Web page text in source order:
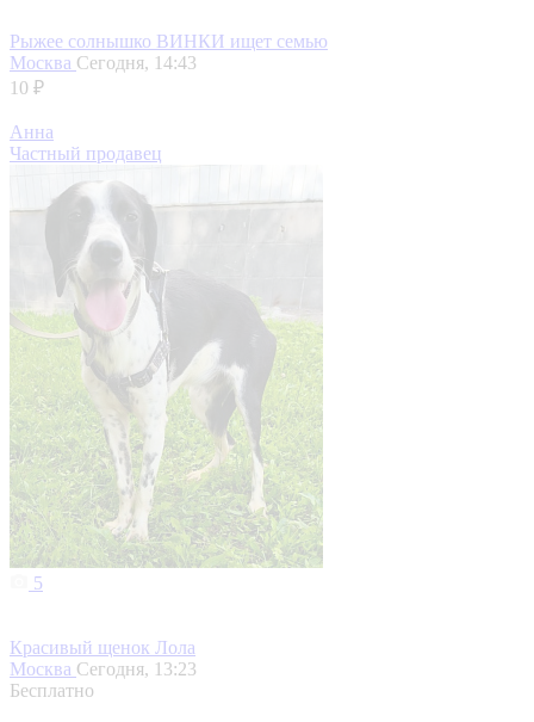
Рыжее солнышко ВИНКИ ищет семью
Москва Сегодня, 14:43
10 ₽
Анна
Частный продавец
5
Красивый щенок Лола
Москва Сегодня, 13:23
Бесплатно